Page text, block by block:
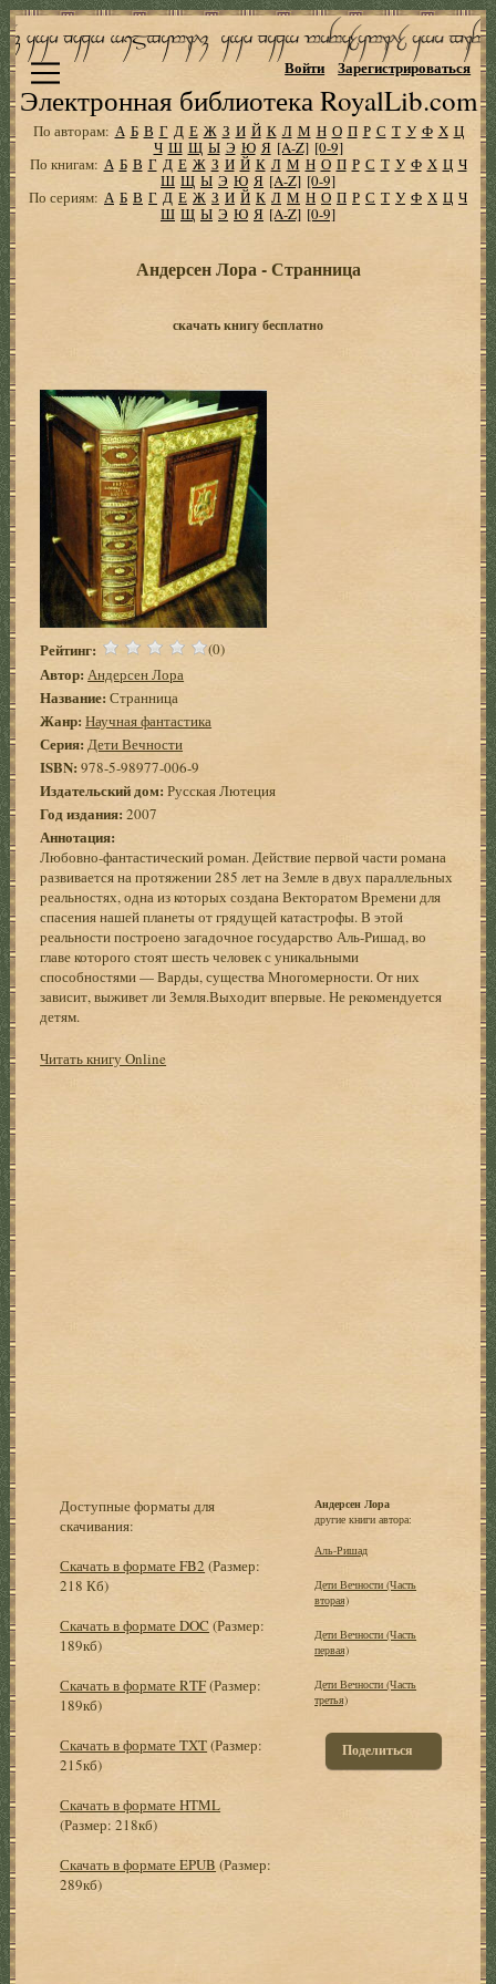
Электронная библиотека RoyalLib.com
Войти Зарегистрироваться
По авторам: А Б В Г Д Е Ж З И Й К Л М Н О П Р С Т У Ф Х Ц
Ч Ш Щ Ы Э Ю Я [A-Z] [0-9]
По книгам: А Б В Г Д Е Ж З И Й К Л М Н О П Р С Т У Ф Х Ц Ч
Ш Щ Ы Э Ю Я [A-Z] [0-9]
По сериям: А Б В Г Д Е Ж З И Й К Л М Н О П Р С Т У Ф Х Ц Ч
Ш Щ Ы Э Ю Я [A-Z] [0-9]
Андерсен Лора - Странница
скачать книгу бесплатно
Рейтинг: (0)
Автор: Андерсен Лора
Название: Странница
Жанр: Научная фантастика
Серия: Дети Вечности
ISBN: 978-5-98977-006-9
Издательский дом: Русская Лютеция
Год издания: 2007
Аннотация:
Любовно-фантастический роман. Действие первой части романа
развивается на протяжении 285 лет на Земле в двух параллельных
реальностях, одна из которых создана Векторатом Времени для
спасения нашей планеты от грядущей катастрофы. В этой
реальности построено загадочное государство Аль-Ришад, во
главе которого стоят шесть человек с уникальными
способностями — Варды, существа Многомерности. От них
зависит, выживет ли Земля.Выходит впервые. Не рекомендуется
детям.
Читать книгу Online
Доступные форматы для
скачивания:
Скачать в формате FB2 (Размер:
218 Кб)
Скачать в формате DOC (Размер:
189кб)
Скачать в формате RTF(Размер:
189кб)
Скачать в формате TXT(Размер:
215кб)
Скачать в формате HTML
(Размер: 218кб)
Скачать в формате EPUB (Размер:
289кб)
Андерсен Лора
другие книги автора:
Аль-Ришад
Дети Вечности (Часть
вторая)
Дети Вечности (Часть
первая)
Дети Вечности (Часть
третья)
Поделиться